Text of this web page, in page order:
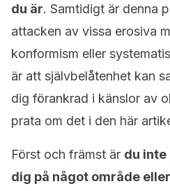
du är. Samtidigt är denna
attacken av vissa erosiva
konformism eller
är att självbelåtenhet kan
dig förankrad i känslor av
prata om det i den här
Först och främst är du
dig på något område